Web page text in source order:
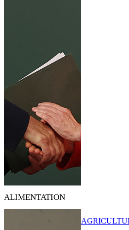
ALIMENTATION